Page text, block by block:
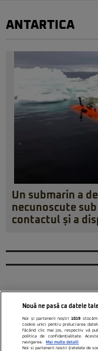
ANTARTICA
Un submarin a
necunoscute
contactul și a
Nouă ne pasă ca datele
Noi și partenerii noștri1019
cookie unici pentru prelucrarea
făcând clic mai jos, respectiv vă
politica de confidențialitate.
navigarea.
Mai multe detalii
Noi si partenerii nostri (retelele de